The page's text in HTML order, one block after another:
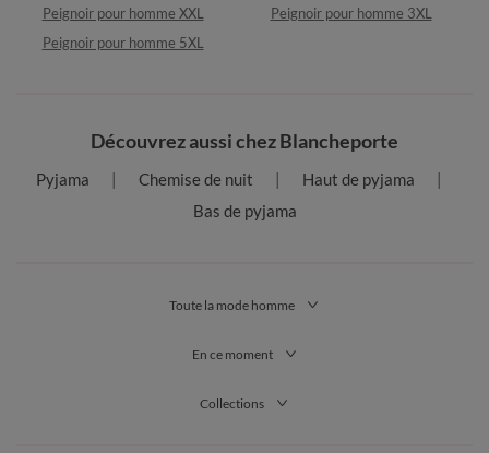
Peignoir pour homme XXL
Peignoir pour homme 3XL
Peignoir pour homme 5XL
Découvrez aussi chez Blancheporte
Pyjama Chemise de nuit
Haut de pyjama
Bas de pyjama
Toute la mode homme
En ce moment
Collections